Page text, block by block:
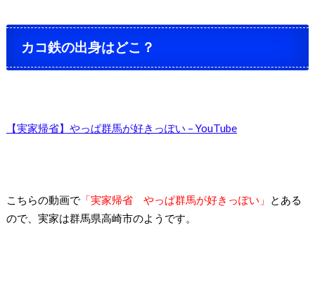
カコ鉄の出身はどこ？
【実家帰省】やっぱ群馬が好きっぽい – YouTube
こちらの動画で「実家帰省 やっぱ群馬が好きっぽい」
とある
ので、実家は群馬県高崎市のようです。